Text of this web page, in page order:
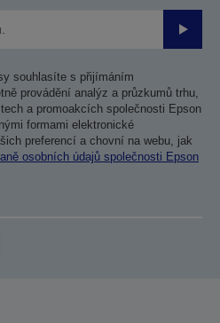
souhlasíte s přijímáním
provádění analýz a průzkumů trhu,
a promoakcích společnosti Epson
formami elektronické
preferencí a chovní na webu, jak
osobních údajů společnosti Epson